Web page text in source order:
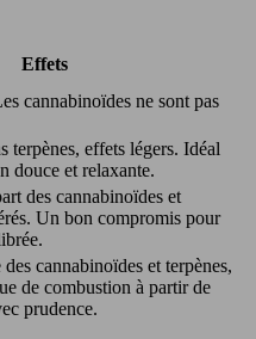
Effets
cannabinoïdes ne sont pas
terpènes, effets légers. Idéal
douce et relaxante.
des cannabinoïdes et
Un bon compromis pour
cannabinoïdes et terpènes,
de combustion à partir de
prudence.